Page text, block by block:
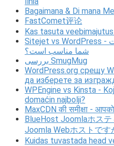
Bagaimana & Di mana
FastComet评论
Kas tasuta
Sitejet vs WordPress - کدام یک برای ساخت وب سایت
شما مناسب است؟
بررسی SmugMug
WordPress.org срещу
да изберете за
WPEngine vs Kinsta -
domaćin najbolji?
MaxCDN की समीक्षा -
BlueHost Joomlaホス
Joomla Webホストです
Kuidas tuvastada head